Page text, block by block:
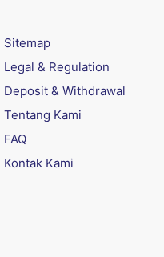
Sitemap
Legal & Regulation
Deposit & Withdrawal
Tentang Kami
FAQ
Kontak Kami